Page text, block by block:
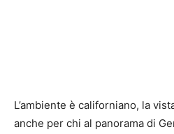
L’ambiente è californiano, la
anche per chi al panorama di